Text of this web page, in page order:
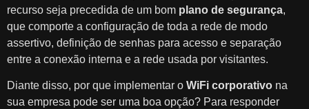
recurso seja precedida de um bom plano de segurança,
que comporte a configuração de toda a rede de modo
assertivo, definição de senhas para acesso e separação
entre a conexão interna e a rede usada por visitantes.
Diante disso, por que implementar o WiFi corporativo na
sua empresa pode ser uma boa opção? Para responder